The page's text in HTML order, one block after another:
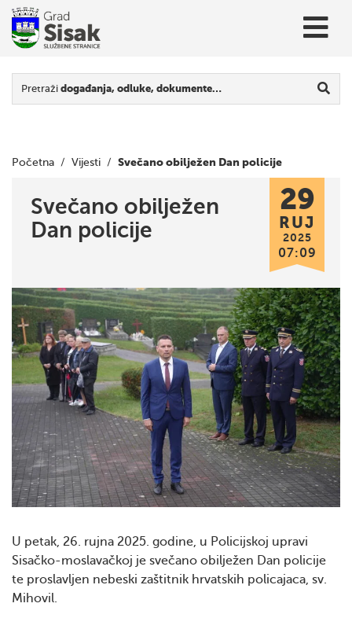
Pretraži događanja, odluke, dokumente…
Početna / Vijesti / Svečano obilježen Dan policije
Svečano obilježen
Dan policije
29
RUJ
2025
07:09
U petak, 26. rujna 2025. godine, u Policijskoj upravi
Sisačko-moslavačkoj je svečano obilježen Dan policije
te proslavljen nebeski zaštitnik hrvatskih policajaca, sv.
Mihovil.